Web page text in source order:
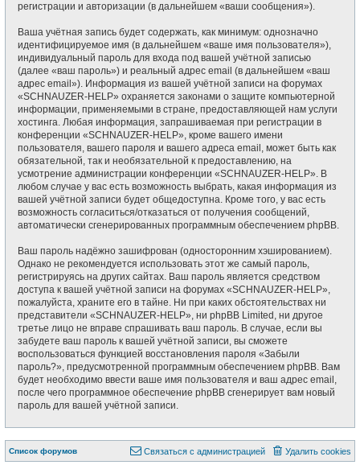
регистрации и авторизации (в дальнейшем «ваши сообщения»).
Ваша учётная запись будет содержать, как минимум: однозначно
идентифицируемое имя (в дальнейшем «ваше имя пользователя»),
индивидуальный пароль для входа под вашей учётной записью
(далее «ваш пароль») и реальный адрес email (в дальнейшем «ваш
адрес email»). Информация из вашей учётной записи на форумах
«SCHNAUZER-HELP» охраняется законами о защите компьютерной
информации, применяемыми в стране, предоставляющей нам услуги
хостинга. Любая информация, запрашиваемая при регистрации в
конференции «SCHNAUZER-HELP», кроме вашего имени
пользователя, вашего пароля и вашего адреса email, может быть как
обязательной, так и необязательной к предоставлению, на
усмотрение администрации конференции «SCHNAUZER-HELP». В
любом случае у вас есть возможность выбрать, какая информация из
вашей учётной записи будет общедоступна. Кроме того, у вас есть
возможность согласиться/отказаться от получения сообщений,
автоматически сгенерированных программным обеспечением phpBB.
Ваш пароль надёжно зашифрован (односторонним хэшированием).
Однако не рекомендуется использовать этот же самый пароль,
регистрируясь на других сайтах. Ваш пароль является средством
доступа к вашей учётной записи на форумах «SCHNAUZER-HELP»,
пожалуйста, храните его в тайне. Ни при каких обстоятельствах ни
представители «SCHNAUZER-HELP», ни phpBB Limited, ни другое
третье лицо не вправе спрашивать ваш пароль. В случае, если вы
забудете ваш пароль к вашей учётной записи, вы сможете
воспользоваться функцией восстановления пароля «Забыли
пароль?», предусмотренной программным обеспечением phpBB. Вам
будет необходимо ввести ваше имя пользователя и ваш адрес email,
после чего программное обеспечение phpBB сгенерирует вам новый
пароль для вашей учётной записи.
Список форумов Удалить cookies
Связаться с администрацией